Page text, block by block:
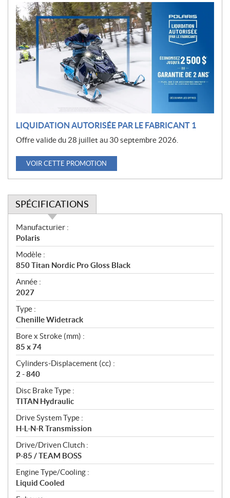
P
r
o
m
o
t
LIQUIDATION AUTORISÉE PAR LE FABRICANT 1
Offre valide du 28 juillet au 30 septembre 2026.
VOIR CETTE PROMOTION
SPÉCIFICATIONS
S
p
é
c
i
f
i
c
a
t
i
o
n
s
Manufacturier :
Polaris
Modèle :
850 Titan Nordic Pro Gloss Black
Année :
2027
Type :
Chenille Widetrack
Bore x Stroke (mm) :
85 x 74
Cylinders-Displacement (cc) :
2 - 840
Disc Brake Type :
TITAN Hydraulic
Drive System Type :
H-L-N-R Transmission
Drive/Driven Clutch :
P-85 / TEAM BOSS
Engine Type/Cooling :
Liquid Cooled